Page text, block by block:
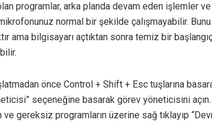
programlar, arka planda devam eden işlemler
normal bir şekilde çalışmayabilir.
ama bilgisayarı açtıktan sonra temiz bir
önce Control + Shift + Esc tuşlarına
seçeneğine basarak görev yöneticisini
ve gereksiz programların üzerine sağ tıklayıp